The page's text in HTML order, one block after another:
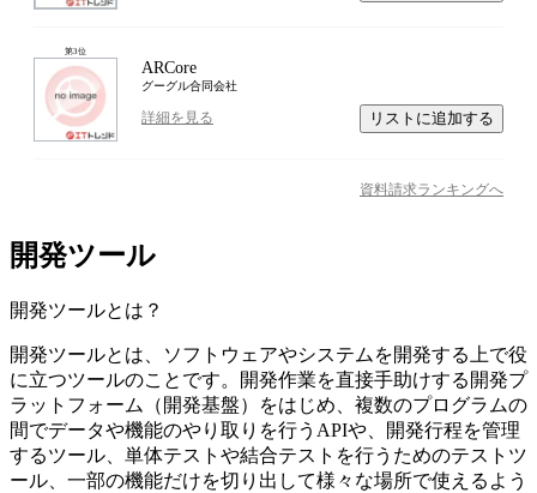
第3位
ARCore
グーグル合同会社
詳細を見る リストに追加する
資料請求ランキングへ
開発ツール
開発ツールとは？
開発ツールとは、ソフトウェアやシステムを開発する上で役
に立つツールのことです。開発作業を直接手助けする開発プ
ラットフォーム（開発基盤）をはじめ、複数のプログラムの
間でデータや機能のやり取りを行うAPIや、開発行程を管理
するツール、単体テストや結合テストを行うためのテストツ
ール、一部の機能だけを切り出して様々な場所で使えるよう